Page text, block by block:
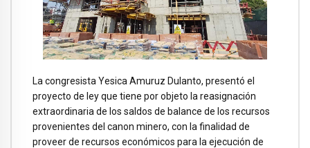
La congresista Yesica Amuruz Dulanto, presentó el
proyecto de ley que tiene por objeto la reasignación
extraordinaria de los saldos de balance de los recursos
provenientes del canon minero, con la finalidad de
proveer de recursos económicos para la ejecución de